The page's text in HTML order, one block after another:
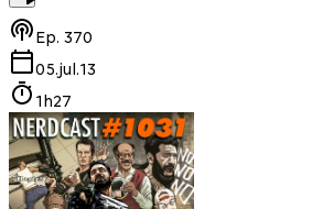
Ep. 370
05.jul.13
1h27